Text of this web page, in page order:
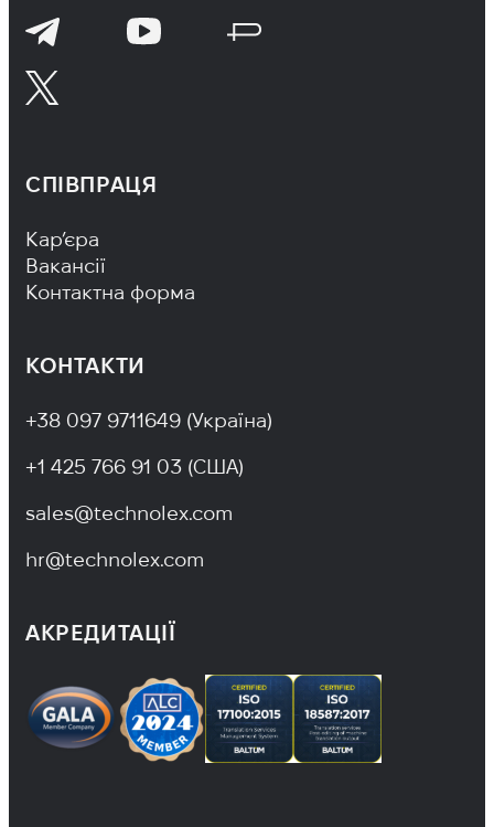
СПІВПРАЦЯ
Footer Navigation
Кар’єра
Вакансії
Контактна форма
КОНТАКТИ
+38 097 9711649 (Україна)
+1 425 766 91 03 (США)
sales@technolex.com
hr@technolex.com
АКРЕДИТАЦІЇ